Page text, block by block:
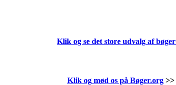
Klik og se det store udvalg af bøger
Klik og mød os på Bøger.org>>